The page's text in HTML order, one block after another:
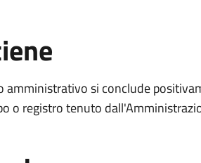
amministrativo si conclude
o registro tenuto